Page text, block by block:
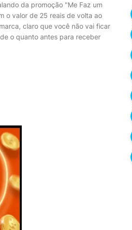
da promoção "Me Faz um
o valor de 25 reais de volta ao
claro que você não vai ficar
o quanto antes para receber